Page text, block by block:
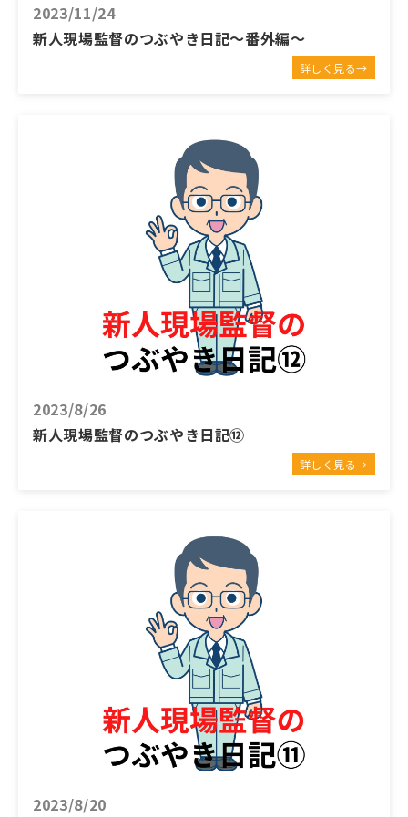
2023/11/24
新人現場監督のつぶやき日記～番外編～
詳しく見る→
2023/8/26
新人現場監督のつぶやき日記⑫
詳しく見る→
2023/8/20